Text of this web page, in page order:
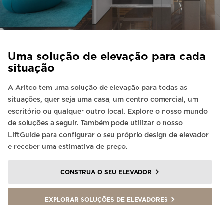
Uma solução de elevação para cada
situação
A Aritco tem uma solução de elevação para todas as
situações, quer seja uma casa, um centro comercial, um
escritório ou qualquer outro local. Explore o nosso mundo
de soluções a seguir. Também pode utilizar o nosso
LiftGuide para configurar o seu próprio design de elevador
e receber uma estimativa de preço.
CONSTRUA O SEU ELEVADOR
EXPLORAR SOLUÇÕES DE ELEVADORES